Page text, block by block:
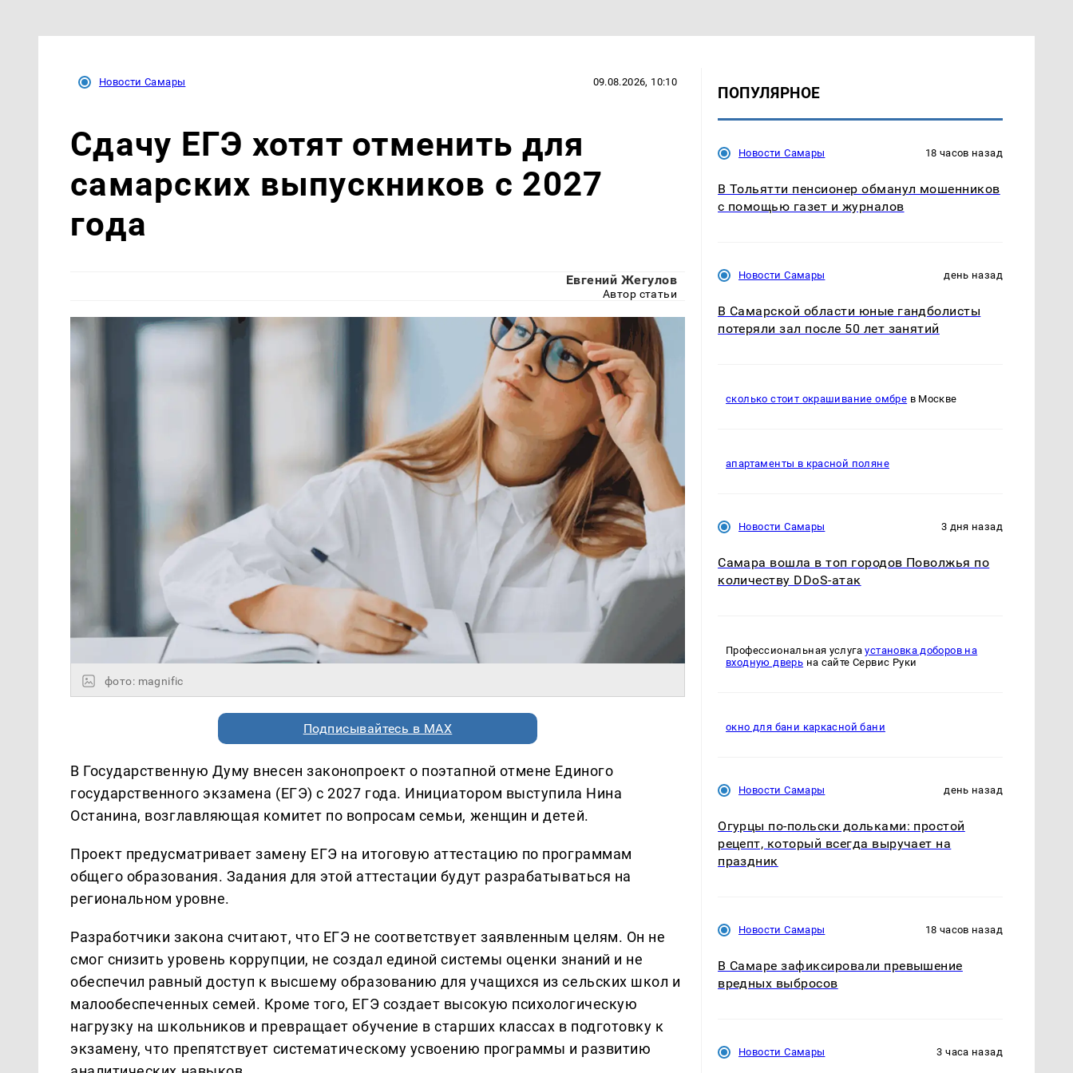
Новости Самары 09.08.2026, 10:10
Сдачу ЕГЭ хотят отменить для
самарских выпускников с 2027
года
Евгений Жегулов
Автор статьи
фото: magnific
Подписывайтесь в MAX
В Государственную Думу внесен законопроект о поэтапной отмене Единого
государственного экзамена (ЕГЭ) с 2027 года. Инициатором выступила Нина
Останина, возглавляющая комитет по вопросам семьи, женщин и детей.
Проект предусматривает замену ЕГЭ на итоговую аттестацию по программам
общего образования. Задания для этой аттестации будут разрабатываться на
региональном уровне.
Разработчики закона считают, что ЕГЭ не соответствует заявленным целям. Он не
смог снизить уровень коррупции, не создал единой системы оценки знаний и не
обеспечил равный доступ к высшему образованию для учащихся из сельских школ и
малообеспеченных семей. Кроме того, ЕГЭ создает высокую психологическую
нагрузку на школьников и превращает обучение в старших классах в подготовку к
экзамену, что препятствует систематическому усвоению программы и развитию
ПОПУЛЯРНОЕ
Новости Самары 18 часов назад
В Тольятти пенсионер обманул мошенников
с помощью газет и журналов
Новости Самары день назад
В Самарской области юные гандболисты
потеряли зал после 50 лет занятий
сколько стоит окрашивание омбре в Москве
апартаменты в красной поляне
Новости Самары 3 дня назад
Самара вошла в топ городов Поволжья по
количеству DDoS-атак
Профессиональная услугаустановка доборов на
входную дверь на сайте Сервис Руки
окно для бани каркасной бани
Новости Самары день назад
Огурцы по‑польски дольками: простой
рецепт, который всегда выручает на
праздник
Новости Самары 18 часов назад
В Самаре зафиксировали превышение
вредных выбросов
Новости Самары 3 часа назад